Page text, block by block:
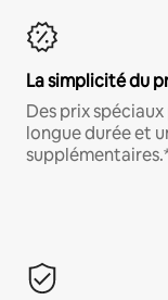
La simplicité du
Des prix
longue durée et